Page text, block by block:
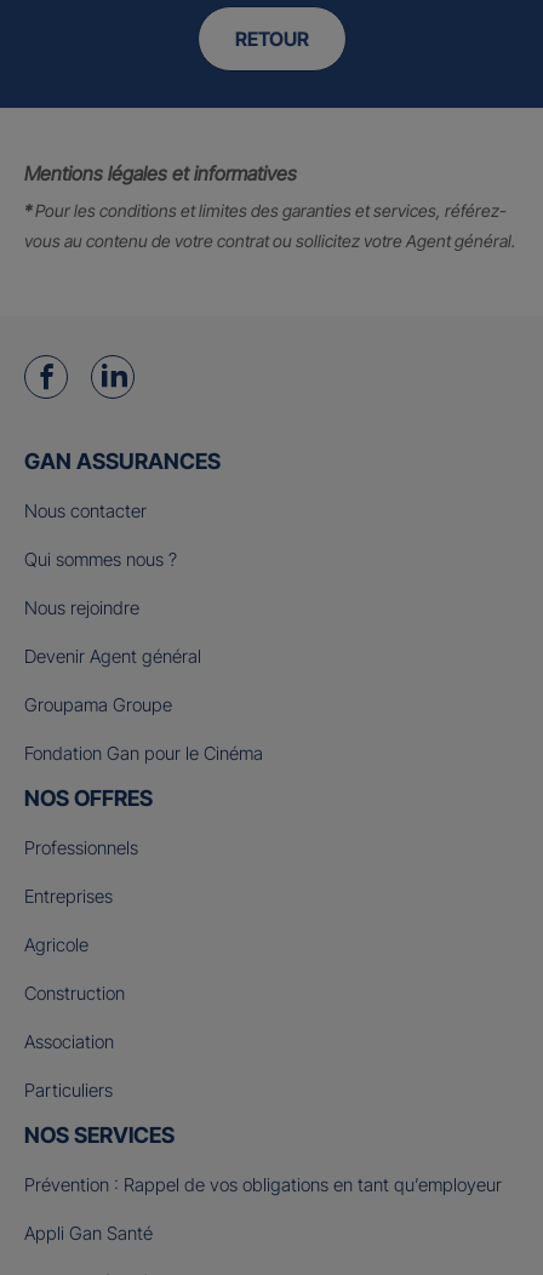
RETOUR
Mentions légales et informatives
*Pour les conditions et limites des garanties et services, référez-
vous au contenu de votre contrat ou sollicitez votre Agent général.
GAN ASSURANCES
Nous contacter
Qui sommes nous ?
Nous rejoindre
Devenir Agent général
Groupama Groupe
Fondation Gan pour le Cinéma
NOS OFFRES
Professionnels
Entreprises
Agricole
Construction
Association
Particuliers
NOS SERVICES
Prévention : Rappel de vos obligations en tant qu’employeur
Appli Gan Santé